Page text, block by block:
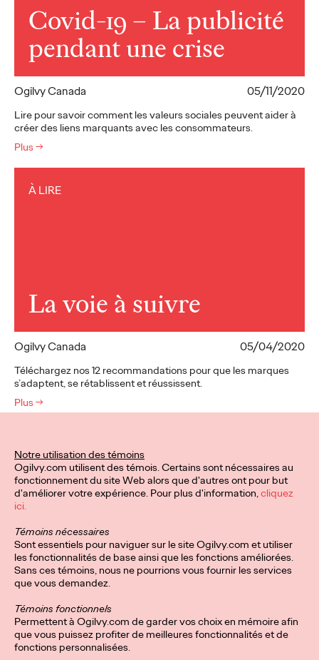
Covid-19 – La publicité
pendant une crise
Ogilvy Canada 05/11/2020
Lire pour savoir comment les valeurs sociales peuvent aider à
créer des liens marquants avec les consommateurs.
Plus →
À LIRE
La voie à suivre
Ogilvy Canada 05/04/2020
Téléchargez nos 12 recommandations pour que les marques
s’adaptent, se rétablissent et réussissent.
Plus →
Effie Awards
Ogilvy Canada
Ogilvy mène la shortlist canadienne des Effies avec treize
nominations pour six campagnes différentes. Découvrez notre
travail.
Notre utilisation des témoins
Ogilvy.com utilisent des témois. Certains sont nécessaires au
fonctionnement du site Web alors que d'autres ont pour but
d'améliorer votre expérience. Pour plus d'information,cliquez
ici.
Témoins nécessaires
Sont essentiels pour naviguer sur le site Ogilvy.com et utiliser
les fonctionnalités de base ainsi que les fonctions améliorées.
Sans ces témoins, nous ne pourrions vous fournir les services
que vous demandez.
Témoins fonctionnels
Permettent à Ogilvy.com de garder vos choix en mémoire afin
que vous puissez profiter de meilleures fonctionnalités et de
fonctions personnalisées.